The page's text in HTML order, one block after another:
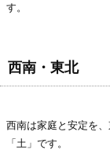
す。
西南・東北
西南は家庭と安定を
「土」です。